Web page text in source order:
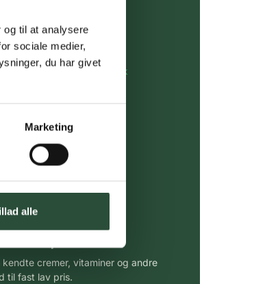
til at analysere
sociale medier,
du har givet
Marketing
alle
kundeservice@uglecare.dk
DAO
produkter
cremer, vitaminer og andre
til fast lav pris.